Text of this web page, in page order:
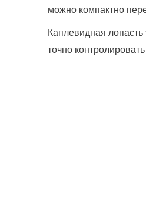
можно компактно
Каплевидная
точно